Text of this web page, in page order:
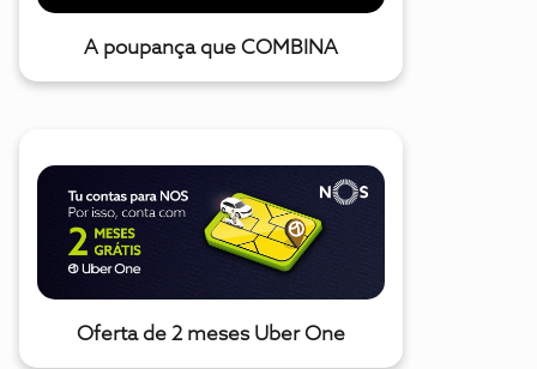
A poupança que COMBINA
Oferta de 2 meses Uber One